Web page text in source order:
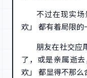
不过在现实
欢」 都有着局限的
朋友在社交应
了，或是亲属逝
欢」 都显得不那么